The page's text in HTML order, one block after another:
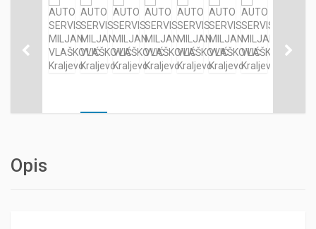
Opis